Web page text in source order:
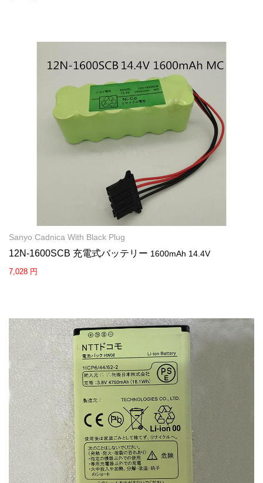
Sanyo Cadnica With Black Plug
12N-1600SCB 充電式バッテリー 1600mAh 14.4V
7,028 円